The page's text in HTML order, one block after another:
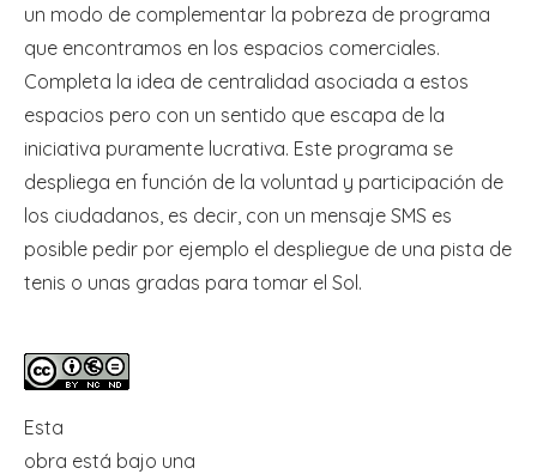
un modo de complementar la pobreza de programa
que encontramos en los espacios comerciales.
Completa la idea de centralidad asociada a estos
espacios pero con un sentido que escapa de la
iniciativa puramente lucrativa. Este programa se
despliega en función de la voluntad y participación de
los ciudadanos, es decir, con un mensaje SMS es
posible pedir por ejemplo el despliegue de una pista de
tenis o unas gradas para tomar el Sol.
Esta
obra está bajo una